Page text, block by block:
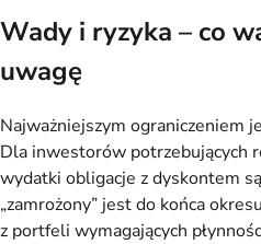
Wady i ryzyka – co
uwagę
Najważniejszym ograniczeniem
Dla inwestorów potrzebujących
wydatki obligacje z dyskontem
„zamrożony” jest do końca
z portfeli wymagających